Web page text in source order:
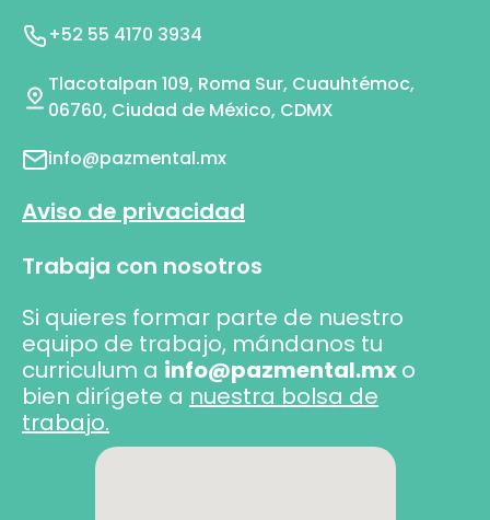
+52 55 4170 3934
Tlacotalpan 109, Roma Sur, Cuauhtémoc,
06760, Ciudad de México, CDMX
info@pazmental.mx
Aviso de privacidad
Trabaja con nosotros
Si quieres formar parte de nuestro
equipo de trabajo, mándanos tu
curriculum a info@pazmental.mxo
bien dirígete a nuestra bolsa de
trabajo.